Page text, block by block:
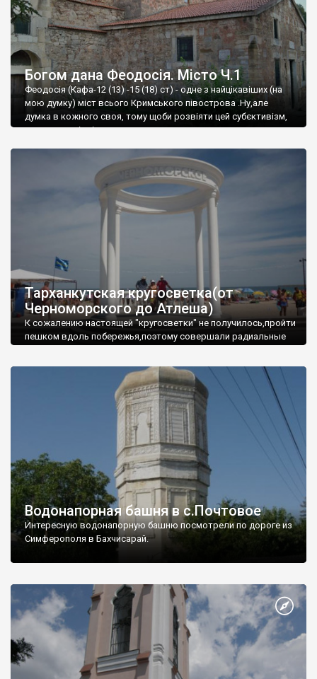
Богом дана Феодосія. Місто Ч.1
Феодосія (Кафа-12 (13) -15 (18) ст) - одне з найцікавіших (на
мою думку) міст всього Кримського півострова .Ну,але
думка в кожного своя, тому щоби розвіяти цей субєктивізм,
запрошую відвідати це
Тарханкутская кругосветка(от
Черноморского до Атлеша)
К сожалению настоящей "кругосветки" не получилось,пройти
пешком вдоль побережья,поэтому совершали радиальные
Водонапорная башня в с.Почтовое
Интересную водонапорную башню посмотрели по дороге из
Симферополя в Бахчисарай.